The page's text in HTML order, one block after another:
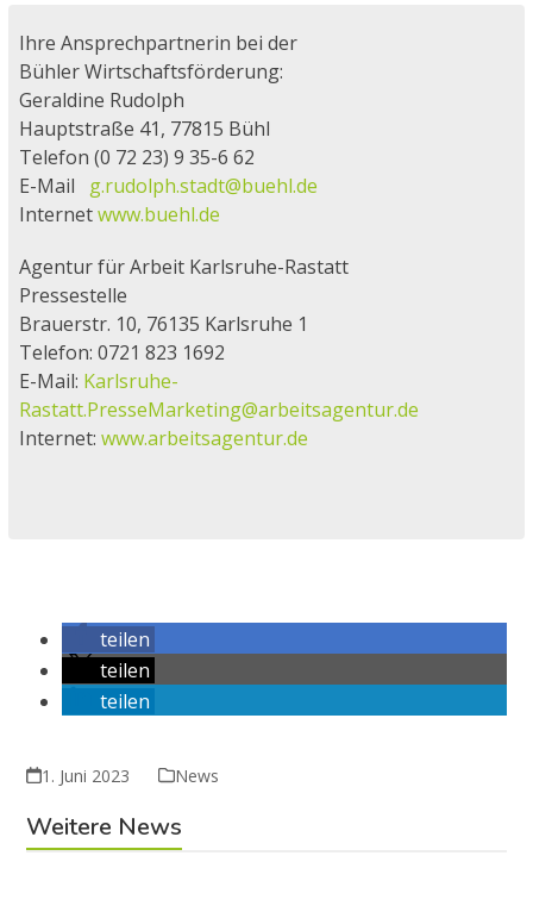
Ihre Ansprechpartnerin bei der
Bühler Wirtschaftsförderung:
Geraldine Rudolph
Hauptstraße 41, 77815 Bühl
Telefon (0 72 23) 9 35-6 62
E-Mail g.rudolph.stadt@buehl.de
Internetwww.buehl.de
Agentur für Arbeit Karlsruhe-Rastatt
Pressestelle
Brauerstr. 10, 76135 Karlsruhe 1
Telefon: 0721 823 1692
E-Mail: Karlsruhe-
Rastatt.PresseMarketing@arbeitsagentur.de
Internet:www.arbeitsagentur.de
teilen
teilen
teilen
1. Juni 2023 News
Weitere News